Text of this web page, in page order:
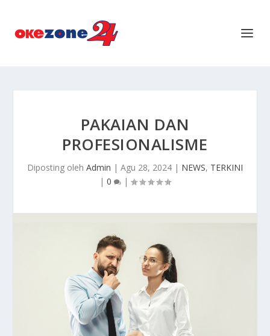
PAKAIAN DAN
PROFESIONALISME
Diposting oleh Admin | Agu 28, 2024 | NEWS, TERKINI
| 0 |